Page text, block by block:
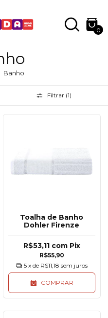
0
Banho
Filtrar (1)
Toalha de Banho
Dohler Firenze
R$55,90
R$53,11 com Pix
5 x de R$11,18 sem juros
COMPRAR